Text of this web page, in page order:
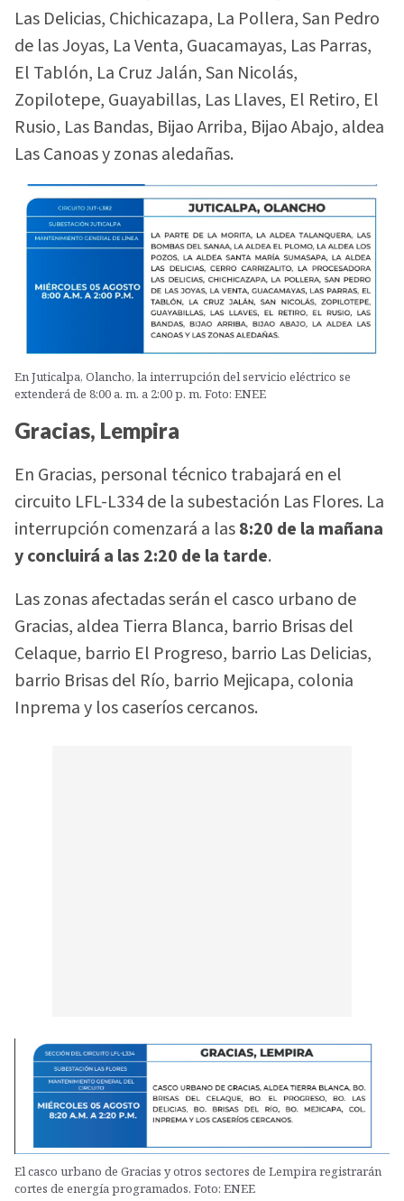
Las Delicias, Chichicazapa, La Pollera, San Pedro
de las Joyas, La Venta, Guacamayas, Las Parras,
El Tablón, La Cruz Jalán, San Nicolás,
Zopilotepe, Guayabillas, Las Llaves, El Retiro, El
Rusio, Las Bandas, Bijao Arriba, Bijao Abajo, aldea
Las Canoas y zonas aledañas.
En Juticalpa, Olancho, la interrupción del servicio eléctrico se
extenderá de 8:00 a. m. a 2:00 p. m. Foto: ENEE
Gracias, Lempira
En Gracias, personal técnico trabajará en el
circuito LFL-L334 de la subestación Las Flores. La
interrupción comenzará a las8:20 de la mañana
y concluirá a las 2:20 de la tarde.
Las zonas afectadas serán el casco urbano de
Gracias, aldea Tierra Blanca, barrio Brisas del
Celaque, barrio El Progreso, barrio Las Delicias,
barrio Brisas del Río, barrio Mejicapa, colonia
Inprema y los caseríos cercanos.
El casco urbano de Gracias y otros sectores de Lempira registrarán
cortes de energía programados. Foto: ENEE